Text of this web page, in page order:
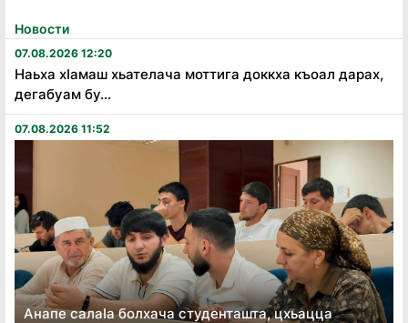
Новости
07.08.2026 12:20
Наьха хӏамаш хьателача моттига доккха къоал дарах,
дегабуам бу...
07.08.2026 11:52
Анапе салаӏа болхача студенташта, цхьацца